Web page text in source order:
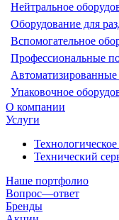
Нейтральное
Оборудование для
Вспомогательное
Профессиональные
Упаковочное
О компании
Услуги
Технический
Наше портфолио
Вопрос—ответ
Бренды